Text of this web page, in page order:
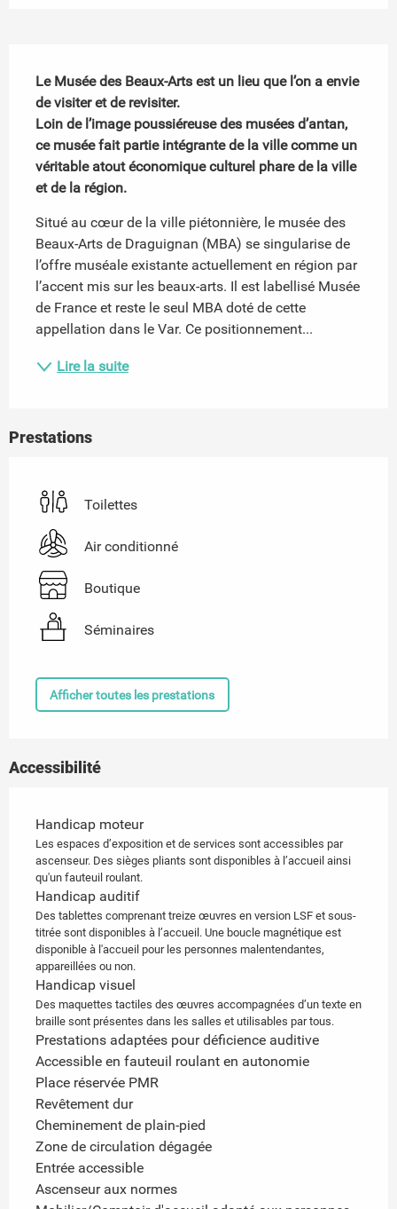
Le Musée des Beaux-Arts est un lieu que l’on a envie
de visiter et de revisiter.
Loin de l’image poussiéreuse des musées d’antan,
ce musée fait partie intégrante de la ville comme un
véritable atout économique culturel phare de la ville
et de la région.
Situé au cœur de la ville piétonnière, le musée des
Beaux-Arts de Draguignan (MBA) se singularise de
l’offre muséale existante actuellement en région par
l’accent mis sur les beaux-arts. Il est labellisé Musée
de France et reste le seul MBA doté de cette
appellation dans le Var. Ce positionnement...
Lire la suite
Prestations
Toilettes
Air conditionné
Boutique
Séminaires
Afficher toutes les prestations
Accessibilité
Handicap moteur
Les espaces d’exposition et de services sont accessibles par
ascenseur. Des sièges pliants sont disponibles à l’accueil ainsi
qu'un fauteuil roulant.
Handicap auditif
Des tablettes comprenant treize œuvres en version LSF et sous-
titrée sont disponibles à l’accueil. Une boucle magnétique est
disponible à l'accueil pour les personnes malentendantes,
appareillées ou non.
Handicap visuel
Des maquettes tactiles des œuvres accompagnées d’un texte en
braille sont présentes dans les salles et utilisables par tous.
Prestations adaptées pour déficience auditive
Accessible en fauteuil roulant en autonomie
Place réservée PMR
Revêtement dur
Cheminement de plain-pied
Zone de circulation dégagée
Entrée accessible
Ascenseur aux normes